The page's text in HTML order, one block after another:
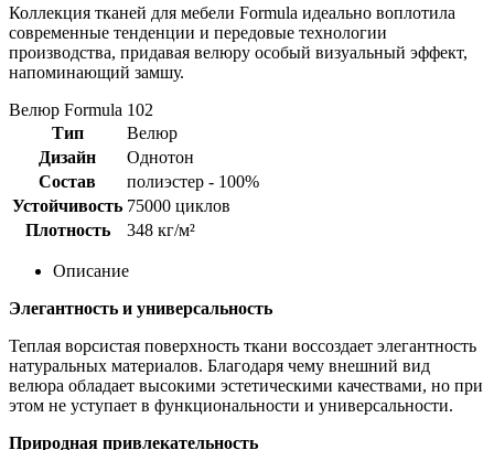
Коллекция тканей для мебели Formula идеально воплотила
современные тенденции и передовые технологии
производства, придавая велюру особый визуальный эффект,
напоминающий замшу.
Велюр Formula 102
Тип
Велюр
Дизайн
Однотон
Состав
полиэстер - 100%
Устойчивость 75000 циклов
Плотность
348 кг/м²
Описание
Элегантность и универсальность
Теплая ворсистая поверхность ткани воссоздает элегантность
натуральных материалов. Благодаря чему внешний вид
велюра обладает высокими эстетическими качествами, но при
этом не уступает в функциональности и универсальности.
Природная привлекательность